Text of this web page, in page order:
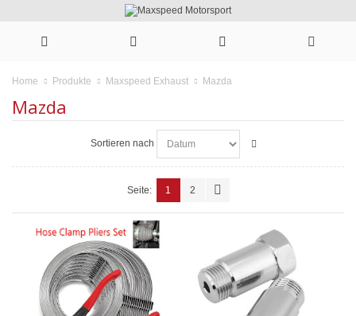
Home Produkte Maxspeed Exhaust Mazda
Mazda
Sortieren nach
Seite: 1 2